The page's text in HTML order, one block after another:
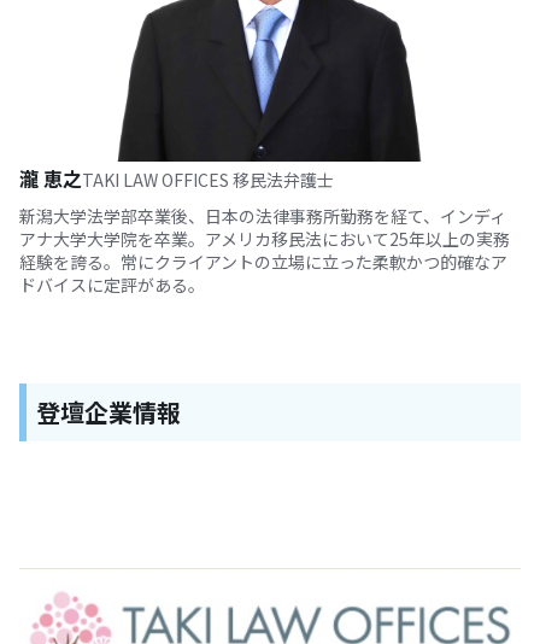
瀧 恵之TAKI LAW OFFICES 移民法弁護士
新潟大学法学部卒業後、日本の法律事務所勤務を経て、インディ
アナ大学大学院を卒業。アメリカ移民法において25年以上の実務
経験を誇る。常にクライアントの立場に立った柔軟かつ的確なア
ドバイスに定評がある。
登壇企業情報